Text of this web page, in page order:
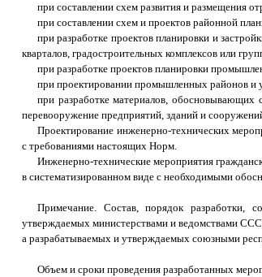
при составлении схем развития и размещения
при составлении схем и проектов районной
при разработке проектов планировки и
кварталов, градостроительных комплексов или
при разработке проектов планировки
при проектировании промышленных районов и
при разработке материалов, обосновывающих
перевооружение предприятий, зданий и
Проектирование инженерно-технических
с требованиями настоящих Норм.
Инженерно-технические мероприятия
в систематизированном виде с необходимыми
Примечание. Состав, порядок разработки,
утверждаемых министерствами и ведомствами
а разрабатываемых и утверждаемых союзными
Объем и сроки проведения разработанных